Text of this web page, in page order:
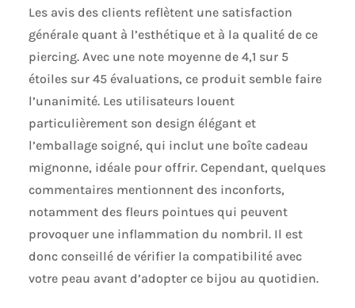
Les avis des clients reflètent une satisfaction
générale quant à l’esthétique et à la qualité de ce
piercing. Avec une note moyenne de 4,1 sur 5
étoiles sur 45 évaluations, ce produit semble faire
l’unanimité. Les utilisateurs louent
particulièrement son design élégant et
l’emballage soigné, qui inclut une boîte cadeau
mignonne, idéale pour offrir. Cependant, quelques
commentaires mentionnent des inconforts,
notamment des fleurs pointues qui peuvent
provoquer une inflammation du nombril. Il est
donc conseillé de vérifier la compatibilité avec
votre peau avant d’adopter ce bijou au quotidien.